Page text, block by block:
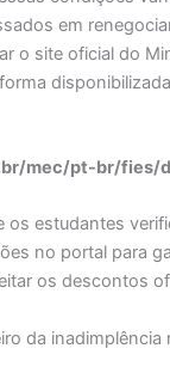
em
o site oficial do
mec/pt-br/fies/
os estudantes
no portal para
os descontos
da inadimplência